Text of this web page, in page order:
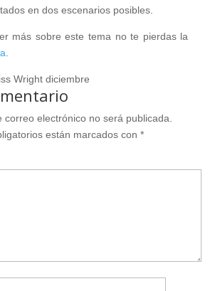
en dos escenarios posibles.
más sobre este tema no te pierdas la
correo electrónico no será publicada.
están marcados con *